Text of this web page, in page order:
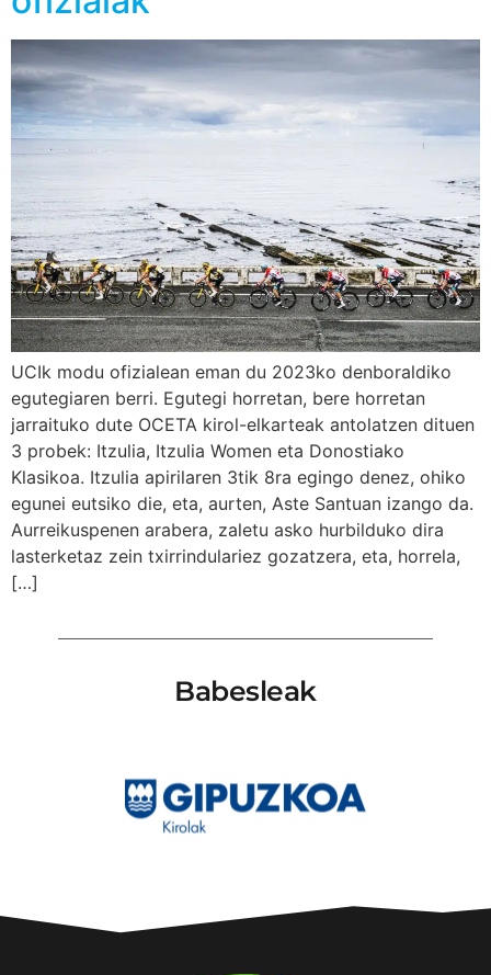
UCIk modu ofizialean eman du 2023ko denboraldiko
egutegiaren berri. Egutegi horretan, bere horretan
jarraituko dute OCETA kirol-elkarteak antolatzen dituen
3 probek: Itzulia, Itzulia Women eta Donostiako
Klasikoa. Itzulia apirilaren 3tik 8ra egingo denez, ohiko
egunei eutsiko die, eta, aurten, Aste Santuan izango da.
Aurreikuspenen arabera, zaletu asko hurbilduko dira
lasterketaz zein txirrindulariez gozatzera, eta, horrela,
[…]
Babesleak